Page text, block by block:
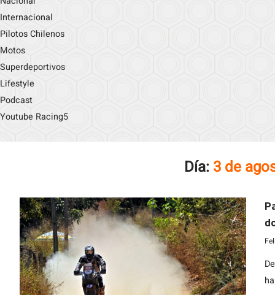
Internacional
Pilotos Chilenos
Motos
Superdeportivos
Lifestyle
Podcast
Youtube Racing5
Día: 3 de